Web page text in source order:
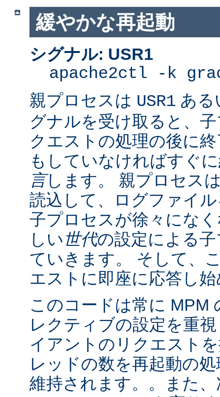
緩やかな再起動
シグナル: USR1
apache2ctl -k
親プロセスは USR1 あ
グナルを受け取ると、
クエストの処理の後に
もしていなければすぐ
言します。 親プロセス
読込して、ログファイ
子プロセスが徐々にな
しい世代の設定による
ていきます。 そして、
エストに即座に応答し
このコードは常に MPM
レクティブの設定を重
イアントのリクエスト
レッドの数を再起動の
維持されます。。また